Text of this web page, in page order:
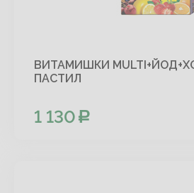
ВИТАМИШКИ
ПАСТИЛ
1 130